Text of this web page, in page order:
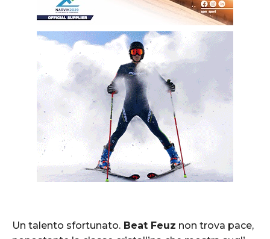
Un talento sfortunato. Beat Feuz non trova pace,